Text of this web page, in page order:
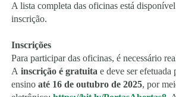
A lista completa das oficinas está
inscrição.
Inscrições
Para participar das oficinas, é necessário
A inscrição é gratuita e deve ser efetuada
ensino até 16 de outubro de 2025, por